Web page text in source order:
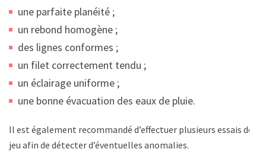
une parfaite planéité ;
un rebond homogène ;
des lignes conformes ;
un filet correctement tendu ;
un éclairage uniforme ;
une bonne évacuation des eaux de pluie.
Il est également recommandé d’effectuer plusieurs essais de
jeu afin de détecter d’éventuelles anomalies.